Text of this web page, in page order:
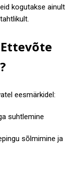
kogutakse ainult
eesmärkidel:
suhtlemine
sõlmimine ja